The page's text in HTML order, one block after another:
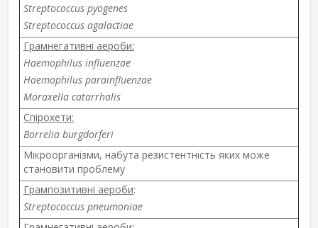
Streptococcus pyogenes
Streptococcus agalactiae
Грамнегативні аероби:
Haemophilus influenzae
Haemophilus parainfluenzae
Moraxella catarrhalis
Спірохети:
Borrelia burgdorferi
Мікроорганізми, набута резистентність яких може
становити проблему
Грампозитивні аероби:
Streptococcus pneumoniae